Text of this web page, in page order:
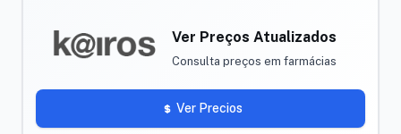
Ver Preços Atualizados
Consulta preços em farmácias
Ver Precios